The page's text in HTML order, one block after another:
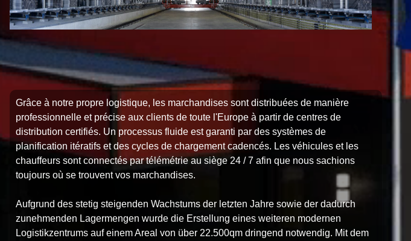
Grâce à notre propre logistique, les marchandises sont distribuées de manière
professionnelle et précise aux clients de toute l'Europe à partir de centres de
distribution certifiés. Un processus fluide est garanti par des systèmes de
planification itératifs et des cycles de chargement cadencés. Les véhicules et les
chauffeurs sont connectés par télémétrie au siège 24 / 7 afin que nous sachions
toujours où se trouvent vos marchandises.
Aufgrund des stetig steigenden Wachstums der letzten Jahre sowie der dadurch
zunehmenden Lagermengen wurde die Erstellung eines weiteren modernen
Logistikzentrums auf einem Areal von über 22.500qm dringend notwendig. Mit dem